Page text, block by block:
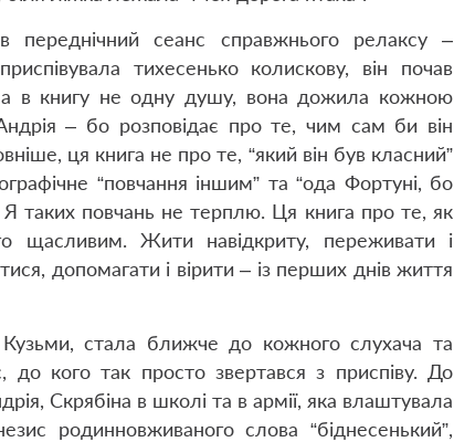
переднічний сеанс справжнього релаксу –
тихесенько колискову, він почав
в книгу не одну душу, вона дожила кожною
– бо розповідає про те, чим сам би він
ця книга не про те, “який він був класний”
“повчання іншим” та “ода Фортуні, бо
таких повчань не терплю. Ця книга про те, як
щасливим. Жити навідкриту, переживати і
допомагати і вірити – із перших днів життя
стала ближче до кожного слухача та
до кого так просто звертався з приспіву. До
Скрябіна в школі та в армії, яка влаштувала
родинновживаного слова “біднесенький”,